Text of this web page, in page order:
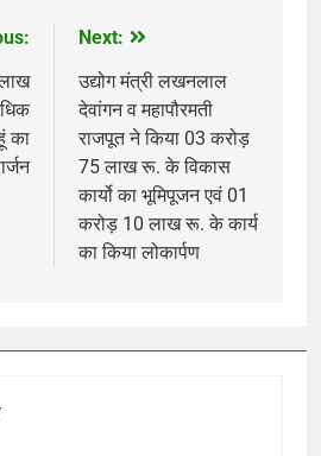
का
Next:
उद्योग मंत्री लखनलाल
देवांगन व महापौरमती
राजपूत ने किया 03 करोड़
75 लाख रू. के विकास
कार्यो का भूमिपूजन एवं 01
करोड़ 10 लाख रू. के कार्य
का किया लोकार्पण